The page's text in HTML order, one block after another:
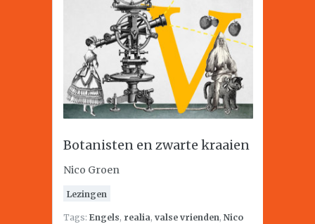
Botanisten en zwarte kraaien
Nico Groen
Lezingen
Tags: Engels, realia, valse vrienden, Nico